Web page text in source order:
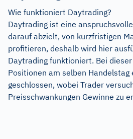
Wie funktioniert Daytrading?
Daytrading ist eine
darauf abzielt, von kurzfristigen
profitieren, deshalb wird hier
Daytrading funktioniert. Bei
Positionen am selben Handelstag
geschlossen, wobei Trader
Preisschwankungen Gewinne zu